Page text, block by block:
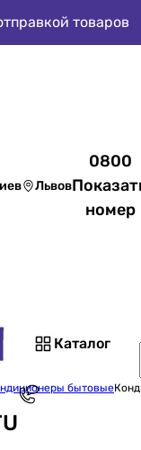
товаров
Львов
0800
номер
Каталог
бытовые